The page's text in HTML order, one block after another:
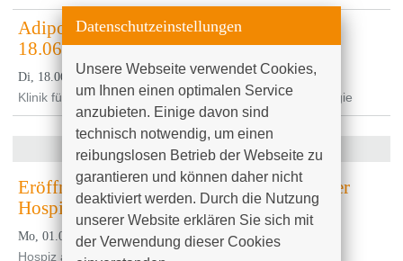
Adipositas-Informationsveranstaltung
18.06.2013
Di, 18.06.2013, 16:00 Uhr bis 18:00 Uhr
Klinik für Allgemein-, Viszeral-, Thorax- und Gefäßchirurgie
Juli 2013
Eröffnungsveranstaltung - Start ambulanter
Hospizdienst
Mo, 01.07.2013 , 14:00 Uhr
Hospiz am Klinikum Südstadt Rostock
Datenschutzeinstellungen
Unsere Webseite verwendet Cookies,
um Ihnen einen optimalen Service
anzubieten. Einige davon sind
technisch notwendig, um einen
reibungslosen Betrieb der Webseite zu
garantieren und können daher nicht
deaktiviert werden. Durch die Nutzung
unserer Website erklären Sie sich mit
der Verwendung dieser Cookies